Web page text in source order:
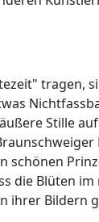
tragen,
Stille
schönen
die Blüten
ihrer Bildern